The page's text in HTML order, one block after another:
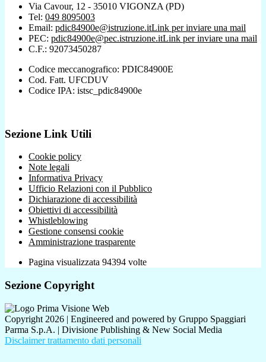
Via Cavour, 12 - 35010 VIGONZA (PD)
Tel: 049 8095003
Email: pdic84900e@istruzione.itLink per inviare una mail
PEC: pdic84900e@pec.istruzione.itLink per inviare una mail
C.F.: 92073450287
Codice meccanografico: PDIC84900E
Cod. Fatt. UFCDUV
Codice IPA: istsc_pdic84900e
Sezione Link Utili
Cookie policy
Note legali
Informativa Privacy
Ufficio Relazioni con il Pubblico
Dichiarazione di accessibilità
Obiettivi di accessibilità
Whistleblowing
Gestione consensi cookie
Amministrazione trasparente
Pagina visualizzata 94394 volte
Sezione Copyright
Copyright 2026 | Engineered and powered by Gruppo Spaggiari
Parma S.p.A. | Divisione Publishing & New Social Media
Disclaimer trattamento dati personali